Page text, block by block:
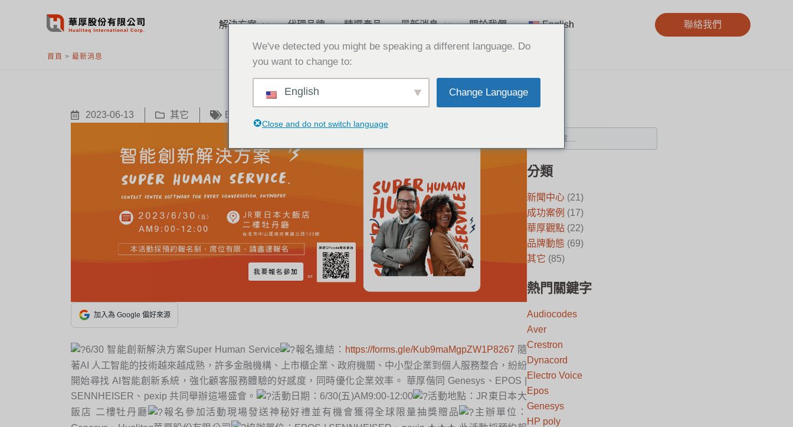
解決方案 代理品牌 精選產品 最新消息 關於我們 English 聯絡我們
首頁 > 最新消息
2023-06-13 其它 EPOS
加入為 Google 偏好來源
6/30 智能創新解決方案Super Human Service 報名連結： https://forms.gle/Kub9maMgpZW1P8267 隨
著AI 人工智能的技術越來越成熟，許多金融機構、上市櫃企業、政府機關、中小型企業到個人服務整合，紛紛
開始尋找 AI智能創新系統，強化顧客服務體驗的好感度，同時優化企業效率。 華厚偕同 Genesys、EPOS |
SENNHEISER、pexip 共同舉辦這場盛會。
活動日期：6/30(五)AM9:00-12:00
活動地點：JR東日本大
飯店 二樓牡丹廳
報名參加活動現場發送神秘好禮並有機會獲得全球限量抽獎贈品
主辦單位：
搜尋
分類
新聞中心(21)
成功案例 (17)
華厚觀點(22)
品牌動態 (69)
其它 (85)
熱門關鍵字
Audiocodes
Aver
Crestron
Dynacord
Electro Voice
Epos
Genesys
HP poly
We've detected you might be speaking a different language. Do
you want to change to:
English Change Language
Close and do not switch language